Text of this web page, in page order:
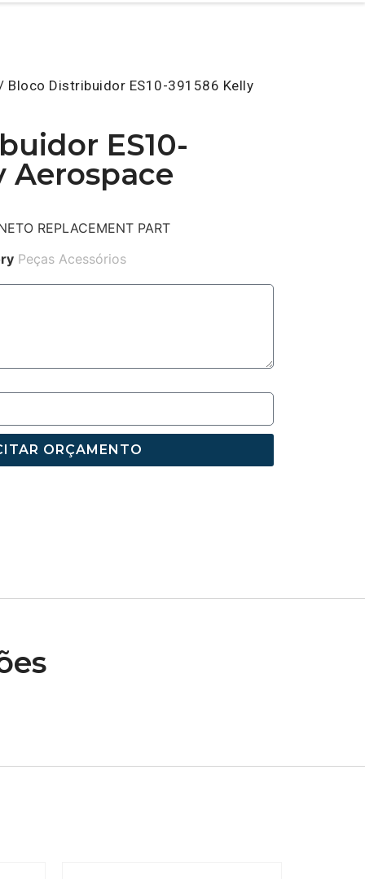
Bloco Distribuidor ES10-391586 Kelly
ES10-
Aerospace
REPLACEMENT PART
Peças Acessórios
ORÇAMENTO